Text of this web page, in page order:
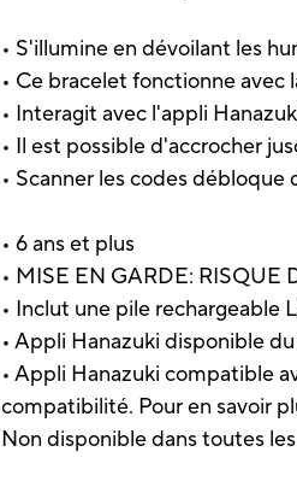
• S'illumine en dévoilant les
• Ce bracelet fonctionne
• Interagit avec l'appli
• Il est possible d'accrocher
• Scanner les codes
• 6 ans et plus
• MISE EN GARDE: RISQUE
• Inclut une pile rechargeable
• Appli Hanazuki disponible du
• Appli Hanazuki compatible
compatibilité. Pour en savoir
Non disponible dans toutes